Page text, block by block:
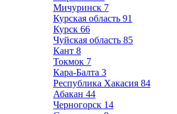
Мичуринск 7
Курская область 91
Курск 66
Чуйская область 85
Кант 8
Токмок 7
Кара-Балта 3
Республика Хакасия 84
Абакан 44
Черногорск 14